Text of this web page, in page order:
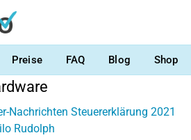
Preise FAQ Blog Shop
Nachrichten Steuererklärung 2021
Rudolph